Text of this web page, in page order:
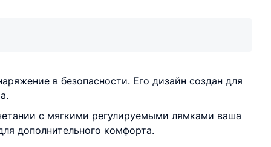
в безопасности. Его дизайн создан для
с мягкими регулируемыми лямками ваша
дополнительного комфорта.